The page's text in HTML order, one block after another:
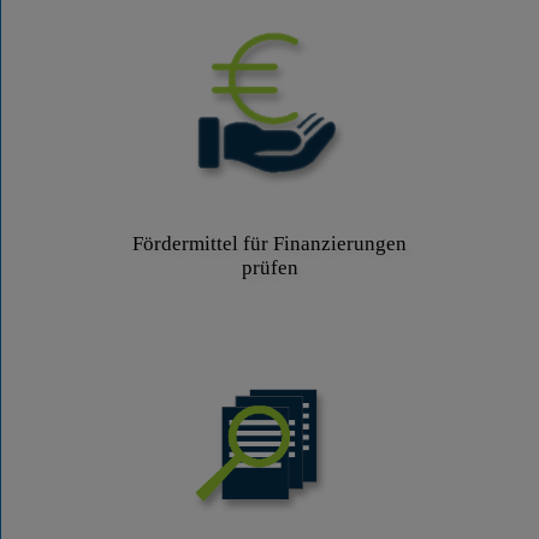
Fördermittel für Finanzierungen
prüfen